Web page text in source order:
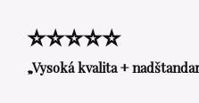
⭐⭐⭐⭐⭐
„Vysoká kvalita +